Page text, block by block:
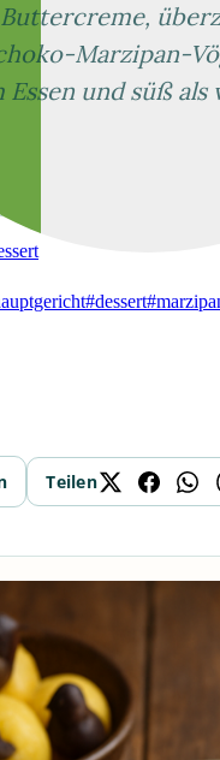
Marzipan-
und süß als
#dessert
Teilen